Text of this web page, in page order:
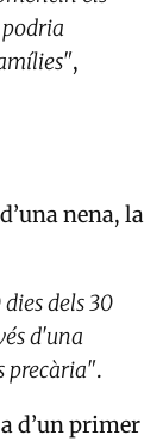
,
nena, la
dels 30
d'una
precària".
d’un primer